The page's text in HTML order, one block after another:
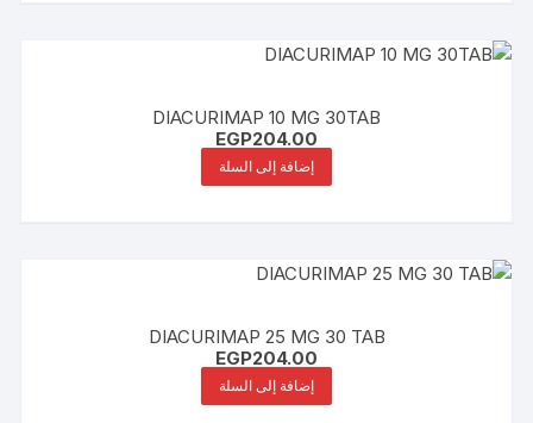
DIACURIMAP 10 MG 30TAB
EGP204.00
إضافة إلى السلة
DIACURIMAP 25 MG 30 TAB
EGP204.00
إضافة إلى السلة